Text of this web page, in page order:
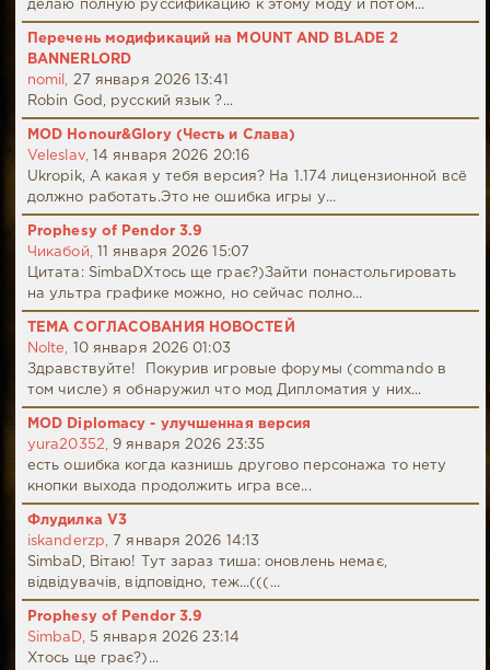
делаю полную руссификацию к этому моду и потом...
Перечень модификаций на MOUNT AND BLADE 2
BANNERLORD
nomil,
27 января 2026 13:41
Robin God, русский язык ?...
MOD Honour&Glory (Честь и Слава)
Veleslav,
14 января 2026 20:16
Ukropik, А какая у тебя версия? На 1.174 лицензионной всё
должно работать.Это не ошибка игры у...
Prophesy of Pendor 3.9
Чикабой,
11 января 2026 15:07
Цитата: SimbaDХтось ще грає?)Зайти понастольгировать
на ультра графике можно, но сейчас полно...
ТЕМА СОГЛАСОВАНИЯ НОВОСТЕЙ
Nolte,
10 января 2026 01:03
Здравствуйте! Покурив игровые форумы (commando в
том числе) я обнаружил что мод Дипломатия у них...
MOD Diplomacy - улучшенная версия
yura20352,
9 января 2026 23:35
есть ошибка когда казнишь другово персонажа то нету
кнопки выхода продолжить игра все...
Флудилка V3
iskanderzp,
7 января 2026 14:13
SimbaD, Вітаю! Тут зараз тиша: оновлень немає,
відвідувачів, відповідно, теж...(((...
Prophesy of Pendor 3.9
SimbaD,
5 января 2026 23:14
Хтось ще грає?)...